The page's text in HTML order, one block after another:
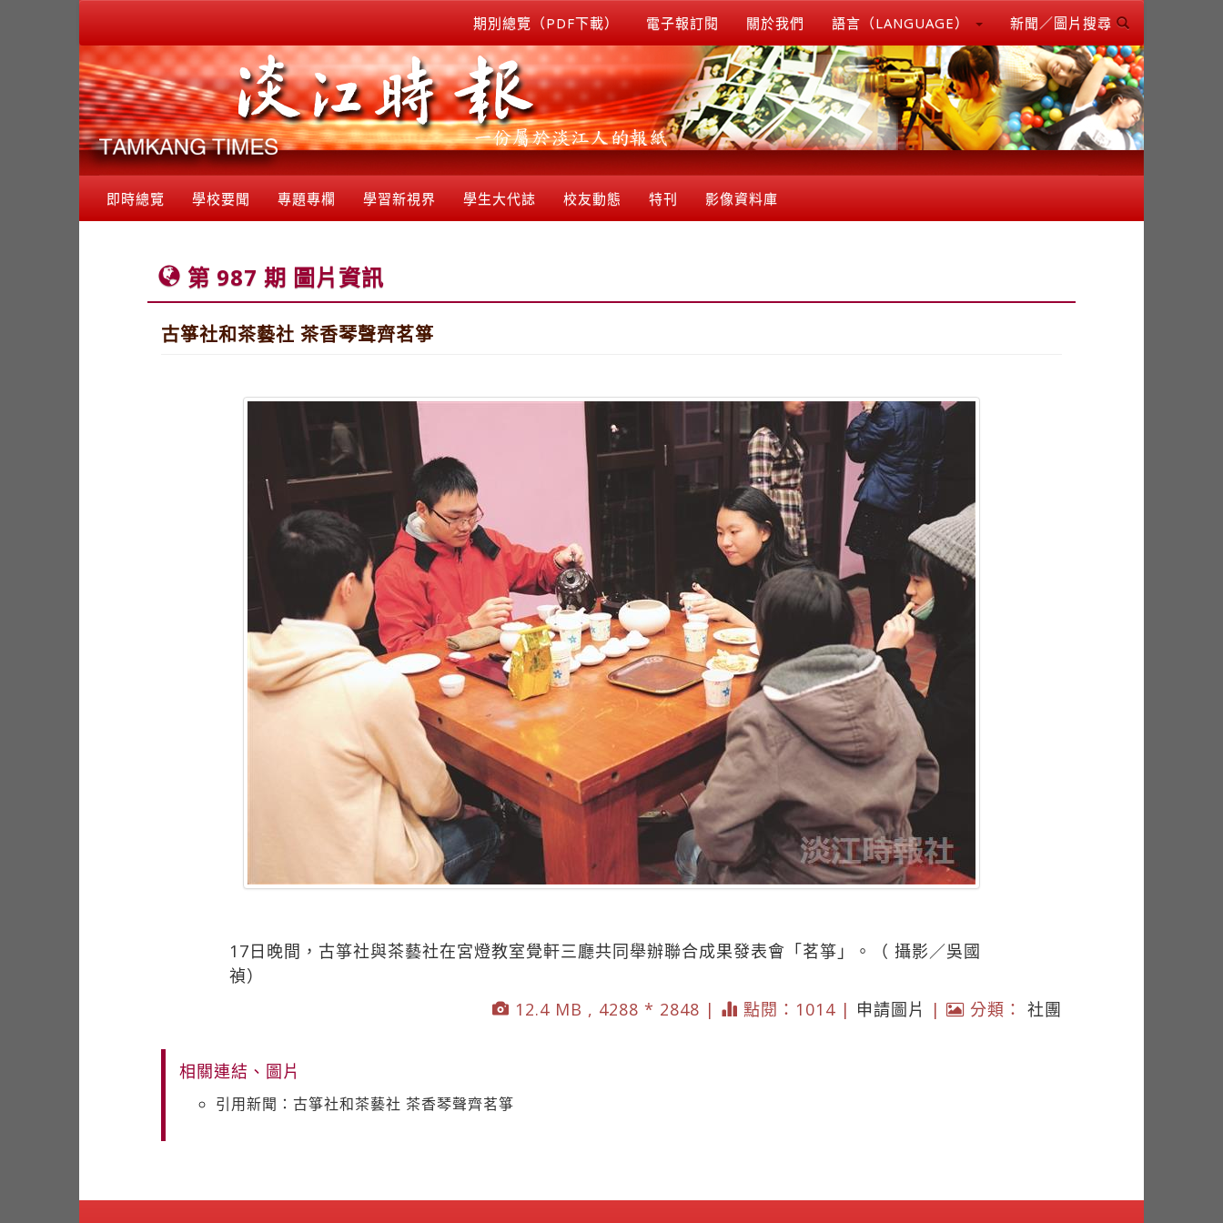
期別總覽（PDF下載） 電子報訂閱 關於我們 語言（LANGUAGE） 新聞／圖片搜尋
即時總覽 學校要聞 專題專欄 學習新視界 學生大代誌 校友動態 特刊 影像資料庫
第 987 期 圖片資訊
古箏社和茶藝社 茶香琴聲齊茗箏
17日晚間，古箏社與茶藝社在宮燈教室覺軒三廳共同舉辦聯合成果發表會「茗箏」。（ 攝影／吳國
禎）
12.4 MB , 4288 * 2848 |
點閱：1014 | 申請圖片 | 分類： 社團
相關連結、圖片
引用新聞：古箏社和茶藝社 茶香琴聲齊茗箏